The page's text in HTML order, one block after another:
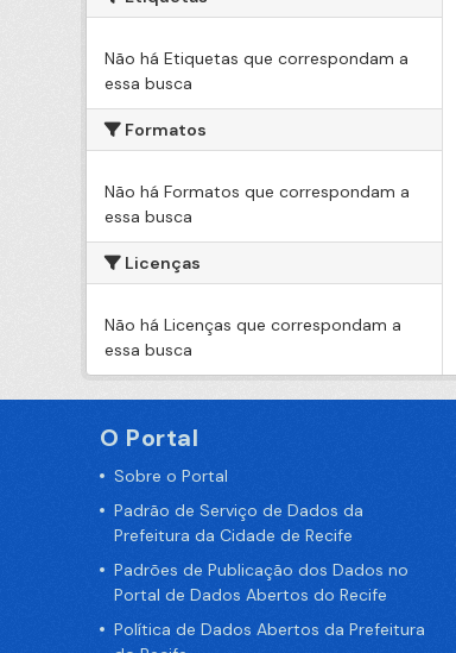
Não há Etiquetas que correspondam a
essa busca
Formatos
Não há Formatos que correspondam a
essa busca
Licenças
Não há Licenças que correspondam a
essa busca
O Portal
Sobre o Portal
Padrão de Serviço de Dados da
Prefeitura da Cidade de Recife
Padrões de Publicação dos Dados no
Portal de Dados Abertos do Recife
Política de Dados Abertos da Prefeitura